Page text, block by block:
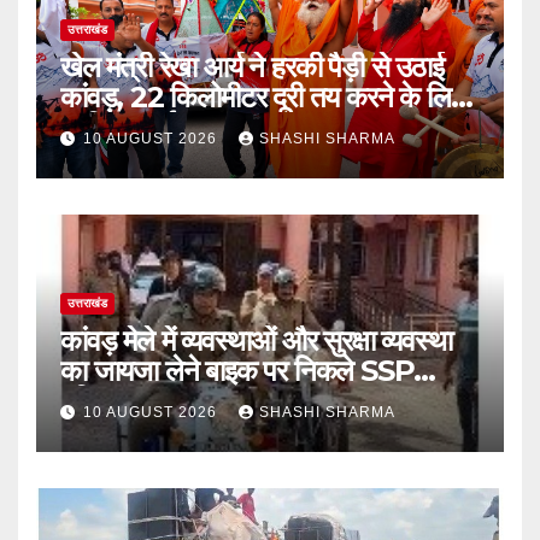
उत्तराखंड
खेल मंत्री रेखा आर्य ने हरकी पैड़ी से उठाई
कांवड़, 22 किलोमीटर दूरी तय करने के लिए
ऋषिकेश हुई रवाना
10 AUGUST 2026 SHASHI SHARMA
उत्तराखंड
कांवड़ मेले में व्यवस्थाओं और सुरक्षा व्यवस्था
का जायजा लेने बाइक पर निकले SSP
हरिद्वार
10 AUGUST 2026 SHASHI SHARMA